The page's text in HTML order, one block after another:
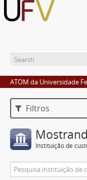
ATOM da Universidade
Filtros
Instituição de